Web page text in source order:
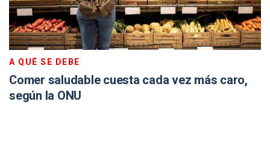
A QUÉ SE DEBE
Comer saludable cuesta cada vez más caro,
según la ONU